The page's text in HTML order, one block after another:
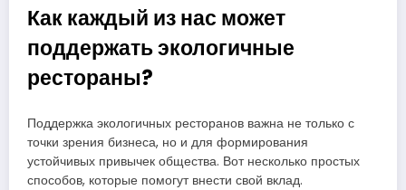
Как каждый из нас может
поддержать экологичные
рестораны?
Поддержка экологичных ресторанов важна не только с
точки зрения бизнеса, но и для формирования
устойчивых привычек общества. Вот несколько простых
способов, которые помогут внести свой вклад.